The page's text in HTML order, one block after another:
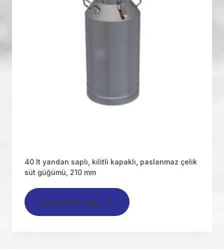
40 lt yandan saplı, kilitli kapaklı, paslanmaz çelik
süt güğümü, 210 mm
Devamını oku